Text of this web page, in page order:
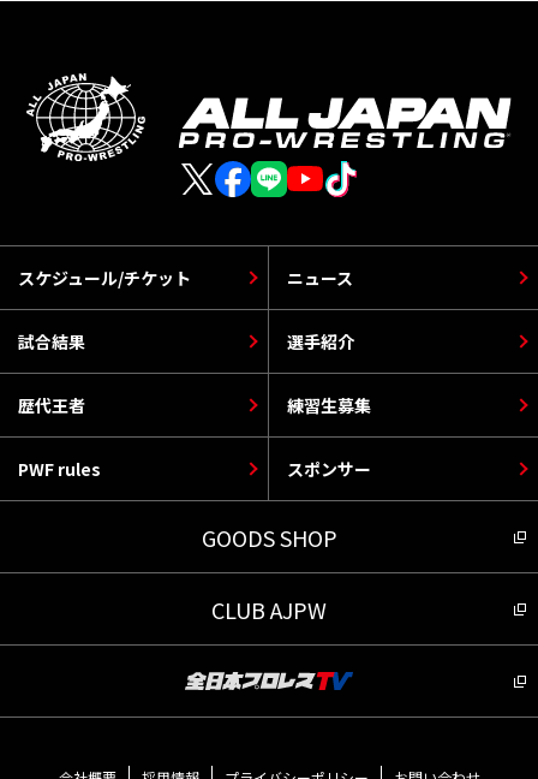
スケジュール/チケット
選手紹介
PWF rules
ニュース
歴代王者
スポンサー
試合結果
練習生募集
GOODS SHOP
CLUB AJPW